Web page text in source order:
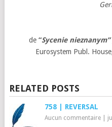
de “Sycenie nieznanym”
Eurosystem Publ.
RELATED POSTS
758 | REVERSAL
Aucun commentaire|